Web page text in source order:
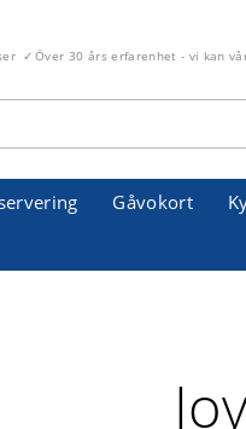
Över 30 års erfarenhet - vi kan
Gåvokort